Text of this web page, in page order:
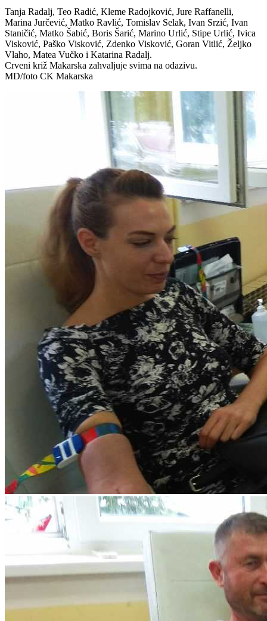
Tanja Radalj, Teo Radić, Kleme Radojković, Jure Raffanelli,
Marina Jurčević, Matko Ravlić, Tomislav Selak, Ivan Srzić, Ivan
Staničić, Matko Šabić, Boris Šarić, Marino Urlić, Stipe Urlić, Ivica
Visković, Paško Visković, Zdenko Visković, Goran Vitlić, Željko
Vlaho, Matea Vučko i Katarina Radalj.
Crveni križ Makarska zahvaljuje svima na odazivu.
MD/foto CK Makarska